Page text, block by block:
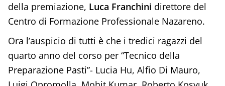
della premiazione, Luca Franchini direttore del
Centro di Formazione Professionale Nazareno.
Ora l’auspicio di tutti è che i tredici ragazzi del
quarto anno del corso per “Tecnico della
Preparazione Pasti”- Lucia Hu, Alfio Di Mauro,